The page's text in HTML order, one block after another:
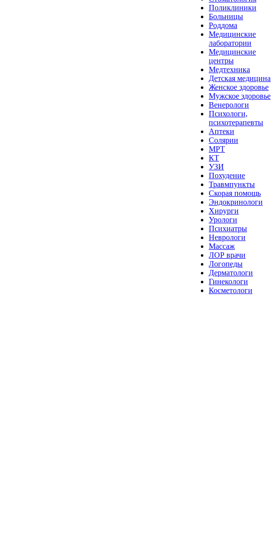
Поликлиники
Больницы
Роддома
Медицинские
лаборатории
Медицинские
центры
Медтехника
Детская медицина
Женское здоровье
Мужское здоровье
Венерологи
Психологи,
психотерапевты
Аптеки
Солярии
МРТ
КТ
УЗИ
Похудение
Травмпункты
Скорая помощь
Эндокринологи
Хирурги
Урологи
Психиатры
Неврологи
Массаж
ЛОР врачи
Логопеды
Дерматологи
Гинекологи
Косметологи